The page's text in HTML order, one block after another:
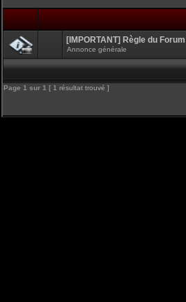
[IMPORTANT] Règle du
Annonce générale
Page 1 sur 1 [ 1 résultat trouvé ]